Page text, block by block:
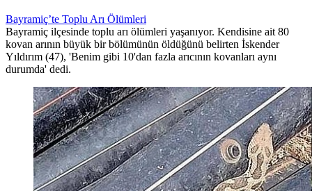
Bayramiç’te Toplu Arı Ölümleri
Bayramiç ilçesinde toplu arı ölümleri yaşanıyor. Kendisine ait 80
kovan arının büyük bir bölümünün öldüğünü belirten İskender
Yıldırım (47), 'Benim gibi 10'dan fazla arıcının kovanları aynı
durumda' dedi.